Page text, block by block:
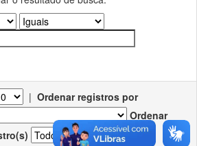
| Ordenar registros por
Ordenar